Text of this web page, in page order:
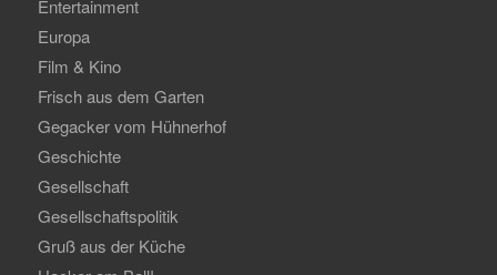
Entertainment
Europa
Film & Kino
Frisch aus dem Garten
Gegacker vom Hühnerhof
Geschichte
Gesellschaft
Gesellschaftspolitik
Gruß aus der Küche